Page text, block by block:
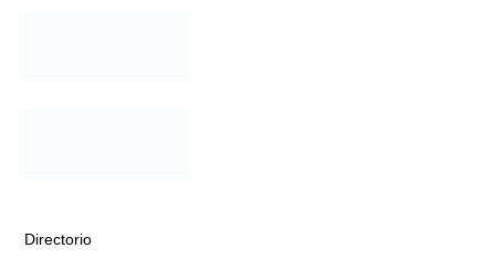
Directorio